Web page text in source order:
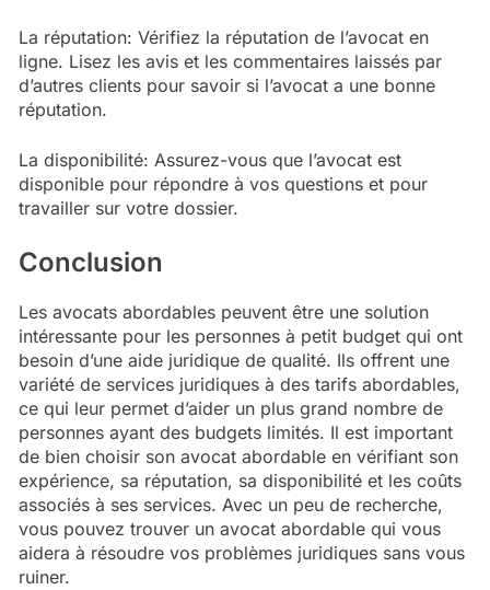
La réputation: Vérifiez la réputation de l’avocat en
ligne. Lisez les avis et les commentaires laissés par
d’autres clients pour savoir si l’avocat a une bonne
réputation.
La disponibilité: Assurez-vous que l’avocat est
disponible pour répondre à vos questions et pour
travailler sur votre dossier.
Conclusion
Les avocats abordables peuvent être une solution
intéressante pour les personnes à petit budget qui ont
besoin d’une aide juridique de qualité. Ils offrent une
variété de services juridiques à des tarifs abordables,
ce qui leur permet d’aider un plus grand nombre de
personnes ayant des budgets limités. Il est important
de bien choisir son avocat abordable en vérifiant son
expérience, sa réputation, sa disponibilité et les coûts
associés à ses services. Avec un peu de recherche,
vous pouvez trouver un avocat abordable qui vous
aidera à résoudre vos problèmes juridiques sans vous
ruiner.